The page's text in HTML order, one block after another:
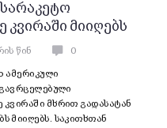
კვირაში მიიღებს
წინ 0
ამერიკული
მხრით გადასატან
მიიღებს. საკითხთან